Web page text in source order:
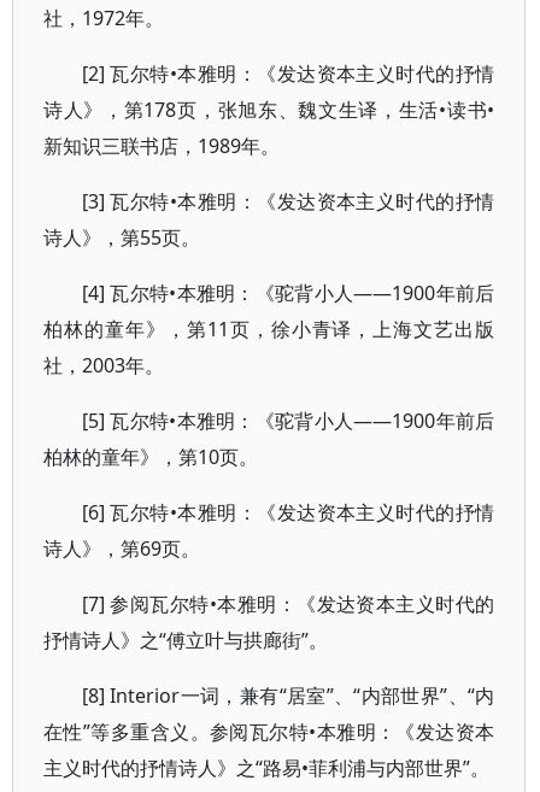
社，1972年。
[2] 瓦尔特•本雅明：《发达资本主义时代的抒情
诗人》，第178页，张旭东、魏文生译，生活•读书•
新知识三联书店，1989年。
[3] 瓦尔特•本雅明：《发达资本主义时代的抒情
诗人》，第55页。
[4] 瓦尔特•本雅明：《驼背小人——1900年前后
柏林的童年》，第11页，徐小青译，上海文艺出版
社，2003年。
[5] 瓦尔特•本雅明：《驼背小人——1900年前后
柏林的童年》，第10页。
[6] 瓦尔特•本雅明：《发达资本主义时代的抒情
诗人》，第69页。
[7] 参阅瓦尔特•本雅明：《发达资本主义时代的
抒情诗人》之“傅立叶与拱廊街”。
[8] Interior一词，兼有“居室”、“内部世界”、“内
在性”等多重含义。参阅瓦尔特•本雅明：《发达资本
主义时代的抒情诗人》之“路易•菲利浦与内部世界”。